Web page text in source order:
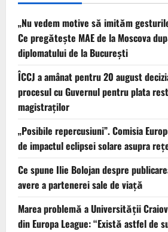
„Nu vedem motive să imităm
Ce pregătește MAE de la Moscova
diplomatului de la București
ÎCCJ a amânat pentru 20 august
procesul cu Guvernul pentru plata
magistraților
„Posibile repercusiuni”. Comisia
de impactul eclipsei solare asupra
Ce spune Ilie Bolojan despre
avere a partenerei sale de viață
Marea problemă a Universității
din Europa League: “Există astfel de